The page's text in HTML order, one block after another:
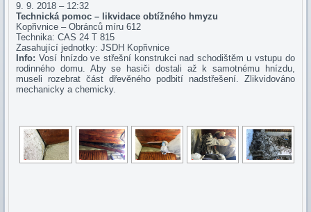
9. 9. 2018 – 12:32
Technická pomoc – likvidace obtížného hmyzu
Kopřivnice – Obránců míru 612
Technika: CAS 24 T 815
Zasahující jednotky: JSDH Kopřivnice
Info:Vosí hnízdo ve střešní konstrukci nad schodištěm u vstupu do
rodinného domu. Aby se hasiči dostali až k samotnému hnízdu,
museli rozebrat část dřevěného podbití nadstřešení. Zlikvidováno
mechanicky a chemicky.